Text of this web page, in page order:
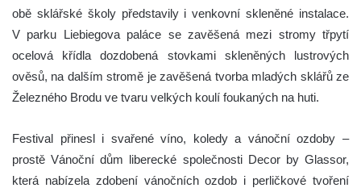
obě sklářské školy představily i venkovní skleněné instalace.
V parku Liebiegova paláce se zavěšená mezi stromy třpytí
ocelová křídla dozdobená stovkami skleněných lustrových
ověsů, na dalším stromě je zavěšená tvorba mladých sklářů ze
Železného Brodu ve tvaru velkých koulí foukaných na huti.
Festival přinesl i svařené víno, koledy a vánoční ozdoby –
prostě Vánoční dům liberecké společnosti Decor by Glassor,
která nabízela zdobení vánočních ozdob i perličkové tvoření